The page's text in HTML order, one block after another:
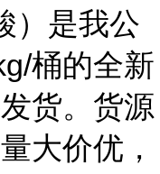
）是我公
桶的全新
货。货源
大价优，